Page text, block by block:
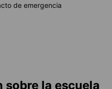
de emergencia
sobre la escuela